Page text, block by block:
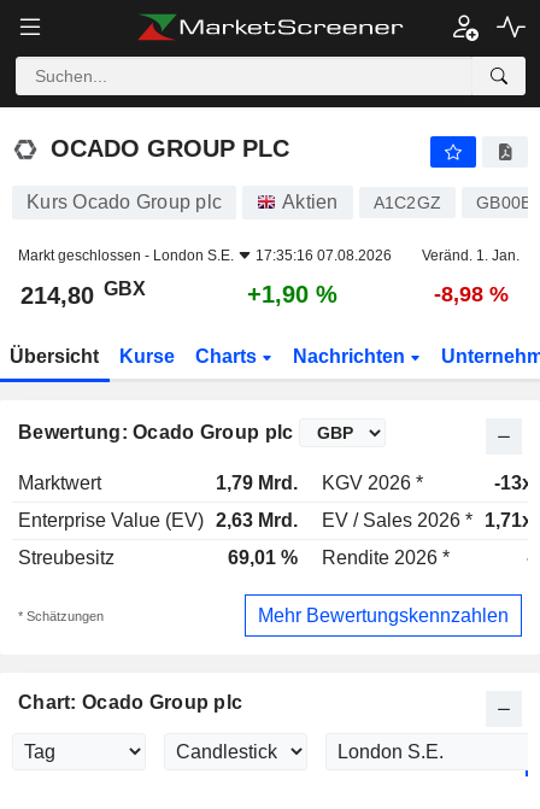
OCADO GROUP PLC
OCADO GROUP PLC
Kurs Ocado Group plc Aktien A1C2GZ
Markt geschlossen - London S.E. 17:35:16 07.08.2026 Veränd. 1. Jan.
214,80 GBX +1,90 % -8,98 %
Übersicht Kurse Charts Nachrichten
Bewertung: Ocado Group plc
Marktwert 1,79 Mrd. KGV 2026 *
-13x
Enterprise Value (EV) 2,63 Mrd. EV / Sales 2026 *
1,71x
Streubesitz
69,01 % Rendite 2026 * -
* Schätzungen Mehr Bewertungskennzahlen
Chart: Ocado Group plc